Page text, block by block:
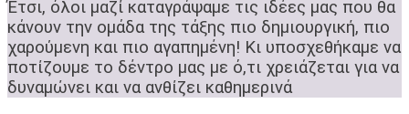
Έτσι, όλοι μαζί καταγράψαμε τις ιδέες μας που θα
κάνουν την ομάδα της τάξης πιο δημιουργική, πιο
χαρούμενη και πιο αγαπημένη! Κι υποσχεθήκαμε να
ποτίζουμε το δέντρο μας με ό,τι χρειάζεται για να
δυναμώνει και να ανθίζει καθημερινά